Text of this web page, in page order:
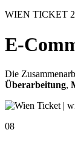
WIEN TICKET
E-
Die
Überarbeitung,
08